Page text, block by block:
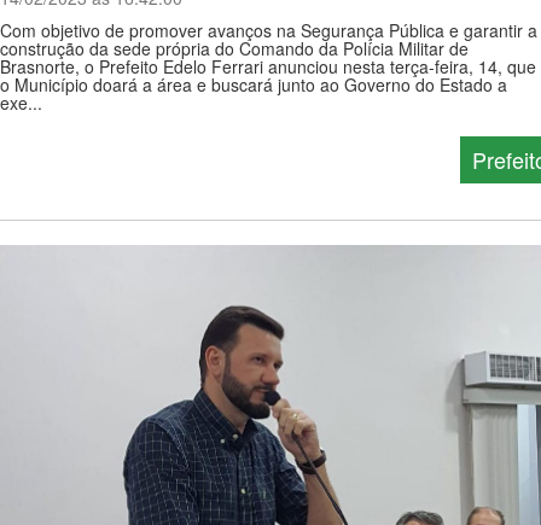
Com objetivo de promover avanços na Segurança Pública e garantir a
construção da sede própria do Comando da Polícia Militar de
Brasnorte, o Prefeito Edelo Ferrari anunciou nesta terça-feira, 14, que
o Município doará a área e buscará junto ao Governo do Estado a
exe...